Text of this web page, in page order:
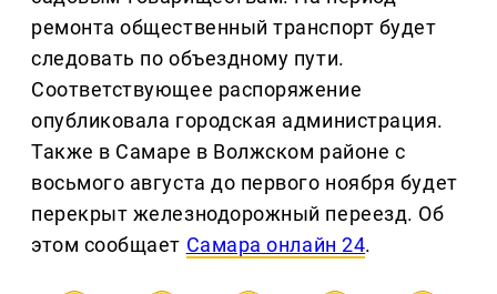
ремонта общественный транспорт будет
следовать по объездному пути.
Соответствующее распоряжение
опубликовала городская администрация.
Также в Самаре в Волжском районе с
восьмого августа до первого ноября будет
перекрыт железнодорожный переезд. Об
этом сообщает Самара онлайн 24.